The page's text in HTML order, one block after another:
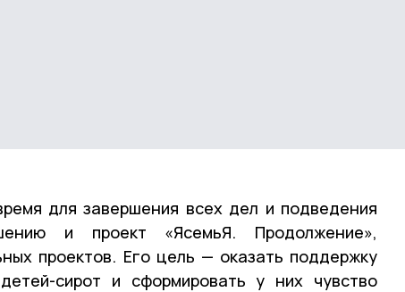
для завершения всех дел и подведения
и проект «ЯсемьЯ. Продолжение»,
проектов. Его цель — оказать поддержку
сирот и сформировать у них чувство